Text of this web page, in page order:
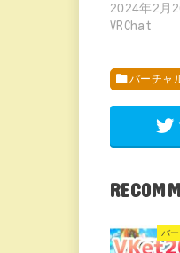
2024年2月
VRChat
バーチャ
バ